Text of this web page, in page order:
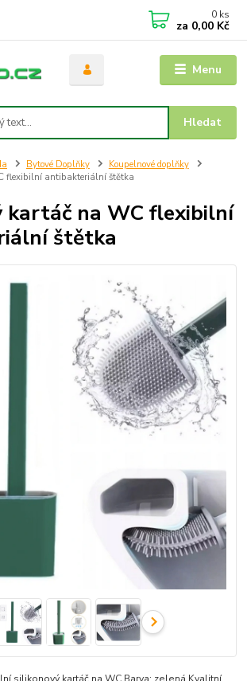
Menu
Hledat
0 ks
za 0,00 Kč
Bytové Doplňky
Koupelnové doplňky
flexibilní antibakteriální štětka
kartáč na WC flexibilní
štětka